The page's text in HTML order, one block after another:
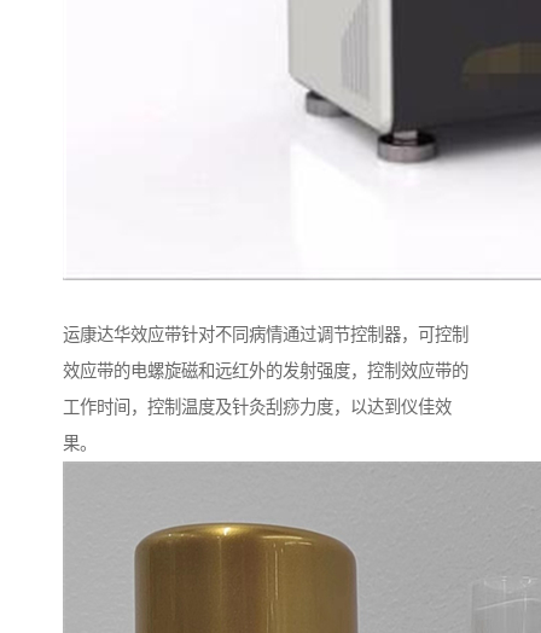
运康达华效应带针对不同病情通过调节控制器，可控制
效应带的电螺旋磁和远红外的发射强度，控制效应带的
工作时间，控制温度及针灸刮痧力度，以达到仪佳效
果。